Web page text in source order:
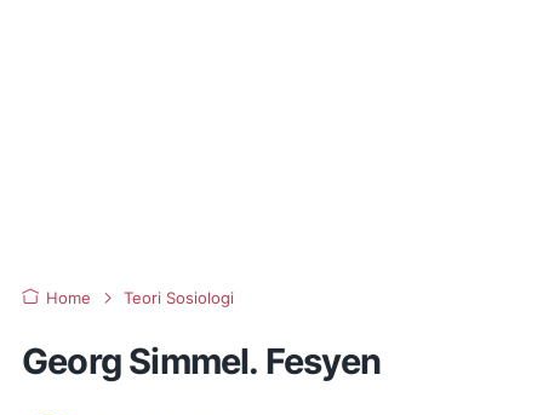
Home Teori Sosiologi
Georg Simmel. Fesyen